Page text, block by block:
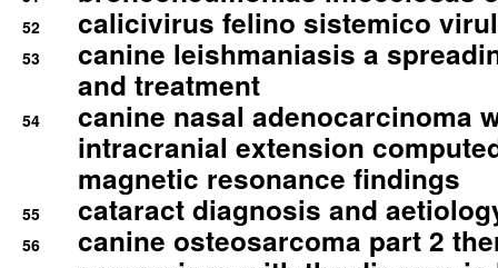
52 calicivirus felino sistemico
53
canine leishmaniasis a
and treatment
54
canine nasal adenocarcinoma
intracranial extension
magnetic resonance findings
55 cataract diagnosis and
56
canine osteosarcoma part 2